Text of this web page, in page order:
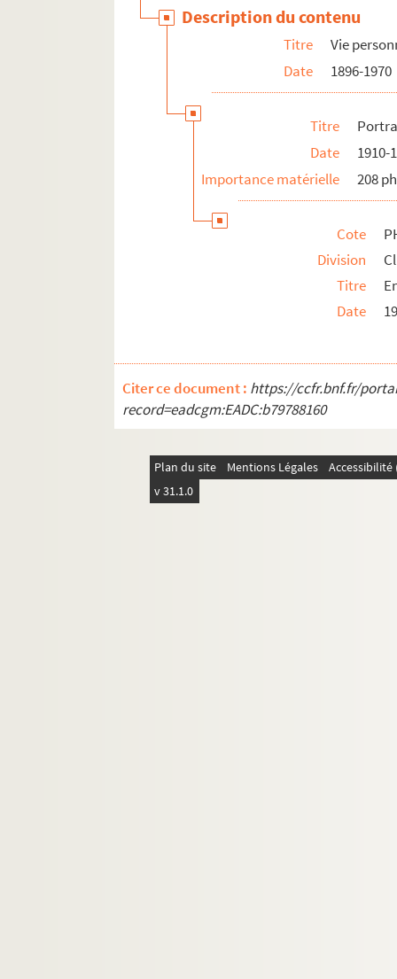
Description du contenu
Titre
Vie
Date
1896-1970
Titre
Date
1910-
Importance matérielle
208
Cote
Division
Titre
Date
Citer ce document : https://ccfr.bnf.fr/
record=eadcgm:EADC:b79788160
Plan du site Mentions Légales
v 31.1.0